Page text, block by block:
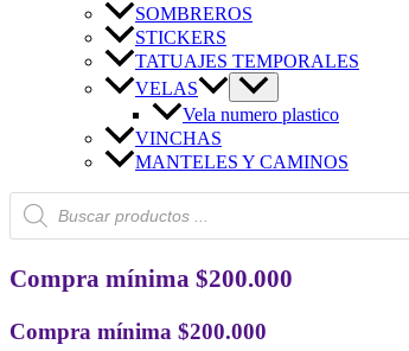
SOMBREROS
STICKERS
TATUAJES TEMPORALES
VELAS
Vela numero plastico
VINCHAS
MANTELES Y CAMINOS
Búsqueda
de
productos
Compra mínima $200.000
Compra mínima $200.000